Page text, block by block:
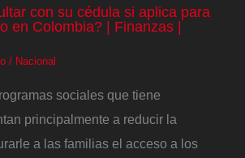
con su cédula si aplica para
en Colombia? | Finanzas |
/ Nacional
sociales que tiene
principalmente a reducir la
a las familias el acceso a los